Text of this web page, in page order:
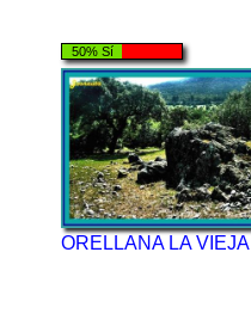
50% Sí
ORELLANA LA VIEJA